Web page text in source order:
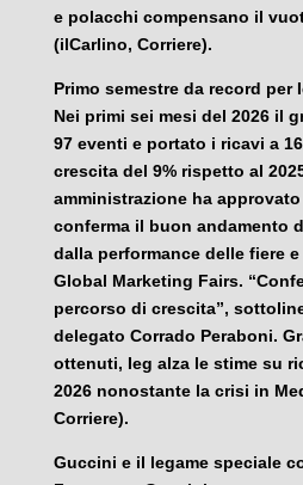
e polacchi compensano il
(ilCarlino, Corriere).
Primo semestre da record per
Nei primi sei mesi del 2026 il
97 eventi e portato i ricavi a
crescita del 9% rispetto al
amministrazione ha
conferma il buon andamento
dalla performance delle fiere
Global Marketing Fairs.
percorso di crescita”,
delegato Corrado Peraboni.
ottenuti, Ieg alza le stime su
2026 nonostante la crisi in
Corriere).
Guccini e il legame speciale